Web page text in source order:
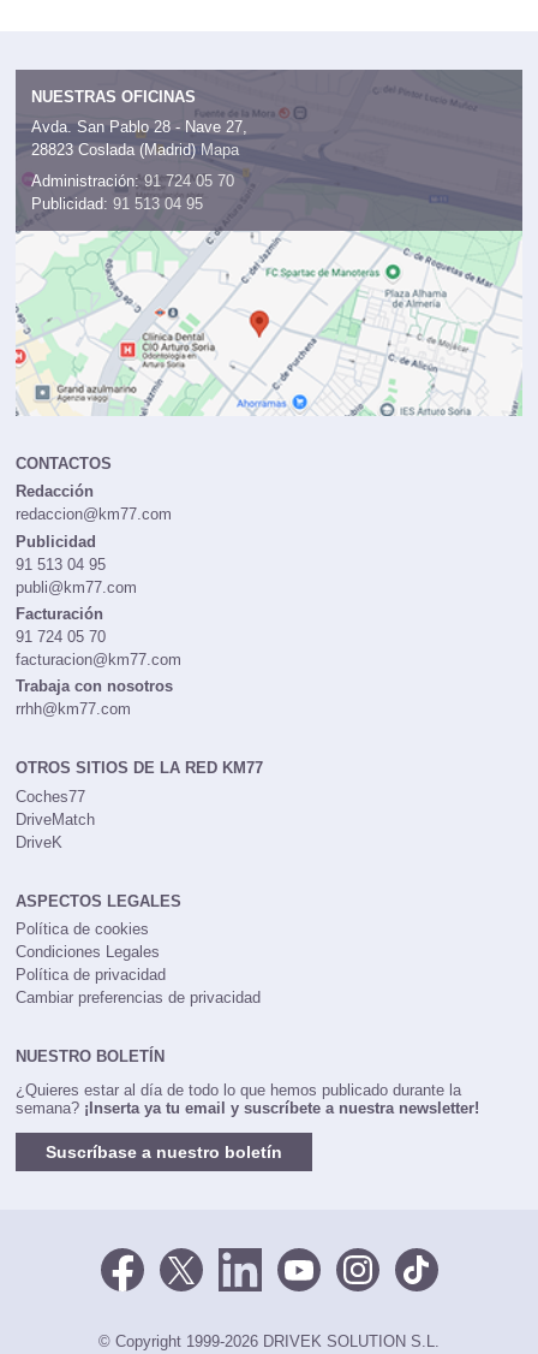
NUESTRAS OFICINAS
Avda. San Pablo 28 - Nave 27,
28823 Coslada (Madrid) Mapa
Administración: 91 724 05 70
Publicidad: 91 513 04 95
CONTACTOS
Redacción
redaccion@km77.com
Publicidad
91 513 04 95
publi@km77.com
Facturación
91 724 05 70
facturacion@km77.com
Trabaja con nosotros
rrhh@km77.com
OTROS SITIOS DE LA RED KM77
Coches77
DriveMatch
DriveK
ASPECTOS LEGALES
Política de cookies
Condiciones Legales
Política de privacidad
Cambiar preferencias de privacidad
NUESTRO BOLETÍN
¿Quieres estar al día de todo lo que hemos publicado durante la
semana? ¡Inserta ya tu email y suscríbete a nuestra newsletter!
Suscríbase a nuestro boletín
© Copyright 1999-2026 DRIVEK SOLUTION S.L.